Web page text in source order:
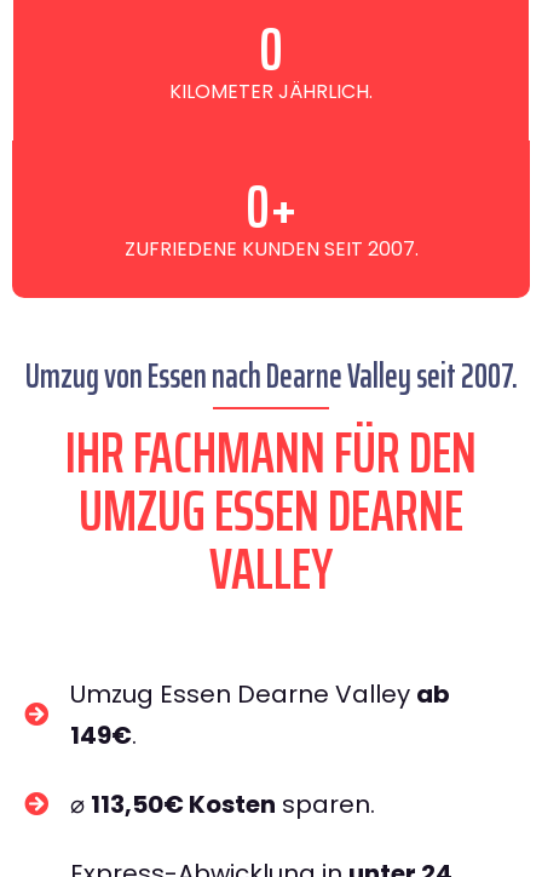
KILOMETER JÄHRLICH.
0
ZUFRIEDENE KUNDEN SEIT 2007.
0+
Umzug von Essen nach Dearne Valley seit 2007.
IHR FACHMANN FÜR DEN
UMZUG ESSEN DEARNE
VALLEY
Umzug Essen Dearne Valley ab
149€.
⌀ 113,50€ Kosten sparen.